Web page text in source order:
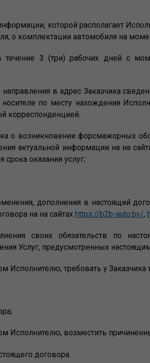
которой располагает
о комплектации автомобиля на
в течение 3 (три) рабочих дней
направления в адрес Заказчика
по месту нахождения
корреспонденцией.
о возникновении форсмажорных
актуальной информации на на
оказания услуг;
дополнения в настоящий
на на сайтах https://b2b-auto.by/,
своих обязательств по
Услуг, предусмотренных
Исполнителю, требовать у
Исполнителю, возместить
договора.